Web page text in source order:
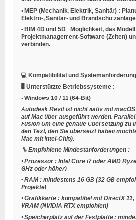
• MEP (Mechanik, Elektrik, Sanitär) :
Elektro-, Sanitär- und
• BIM 4D und 5D : Möglichkeit, das
Projektmanagement-Software (Zeiten)
verbinden.
💻 Kompatibilität und
🖥️ Unterstützte Betriebssysteme :
• Windows 10 / 11 (64-Bit)
Autodesk Revit ist nicht nativ mit
auf Mac über ausgeführt werden.
Fusion Um eine genaue Übersetzung zu
den Text, den Sie übersetzt haben
Mac mit Intel-Chip).
🔧 Empfohlene Mindestanforderungen :
• Prozessor : Intel Core i7 oder AMD
GHz oder höher)
• RAM : mindestens 16 GB (32 GB
Projekte)
• Grafikkarte : kompatibel mit DirectX
VRAM (NVIDIA RTX empfohlen)
• Speicherplatz auf der Festplatte :